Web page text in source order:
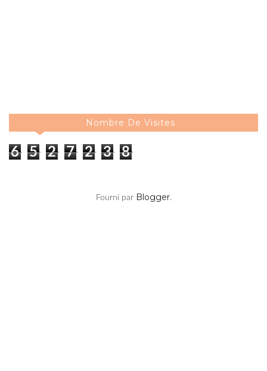
6 5 2 7 2 3 8
Fourni par